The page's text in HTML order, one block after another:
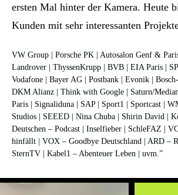
ersten Mal hinter der Kamera. Heute
Kunden mit sehr interessanten
VW Group | Porsche PK | Autosalon Genf &
Landrover | ThyssenKrupp | BVB | EIA Paris |
Vodafone | Bayer AG | Postbank | Evonik | Bosch-
DKM Alianz | Think with Google | Saturn/
Paris | Signaliduna | SAP | Sport1 | Sportcast |
Studios | SEEED | Nina Chuba | Shirin David |
Deutschen – Podcast | Inselfieber | SchleFAZ |
hinfällt | VOX – Goodbye Deutschland | ARD –
SternTV | Kabel1 – Abenteuer Leben | uvm.”